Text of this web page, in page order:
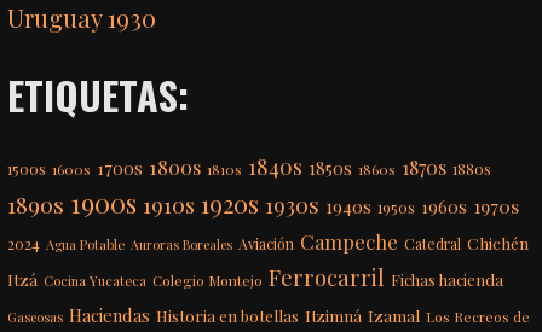
Uruguay 1930
ETIQUETAS:
1500s 1600s 1700s 1800s 1810s 1840s 1850s 1860s 1870s 1880s
1890s 1900s 1910s 1920s 1930s 1940s 1950s 1960s 1970s
2024 Agua Potable Auroras Boreales Aviación Campeche Catedral Chichén
Itzá Cocina Yucateca Colegio Montejo Ferrocarril Fichas hacienda
Gaseosas Haciendas Historia en botellas Itzimná Izamal Los Recreos de